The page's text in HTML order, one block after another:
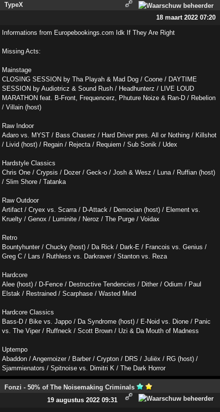
TypeX
18 maart 2022 07:20
Informations from Europebookings.com Idk If They Are Right
Missing Acts:
Mainstage
CLOSING SESSION by Tha Playah & Mad Dog / Coone / DAYTIME
SESSION by Audiotricz & Sound Rush / Headhunterz / LIVE LOUD
MARATHON feat. B-Front, Frequencerz, Phuture Noize & Ran-D / Rebelion
/ Villain (host)
Raw Indoor
Adaro vs. MYST / Bass Chaserz / Hard Driver pres. All or Nothing / Killshot
/ Livid (host) / Regain / Rejecta / Requiem / Sub Sonik / Udex
Hardstyle Classics
Chris One / Crypsis / Dozer / Geck-o / Josh & Wesz / Luna / Ruffian (host)
/ Slim Shore / Tatanka
Raw Outdoor
Artifact / Cryex vs. Scarra / D-Attack / Democian (host) / Element vs.
Kruelty / Genox / Luminite / Neroz / The Purge / Voidax
Retro
Bountyhunter / Chucky (host) / Da Rick / Dark-E / Francois vs. Genius /
Greg C / Lars / Ruthless vs. Darkraver / Stanton vs. Reza
Hardcore
Alee (host) / D-Fence / Destructive Tendencies / Dither / Odium / Paul
Elstak / Restrained / Scarphase / Wasted Mind
Hardcore Classics
Bass-D / Bike vs. Jappo / Da Syndrome (host) / E-Noid vs. Dione / Panic
vs. The Viper / Ruffneck / Scott Brown / Uzi & Da Mouth of Madness
Uptempo
Abaddon / Angernoizer / Barber / Crypton / DRS / Juliëx / RG (host) /
Sjammienators / Spitnoise vs. Dimitri K / The Dark Horror
Fonzi - 50% of The Noisemaking Criminals
19 augustus 2022 09:31